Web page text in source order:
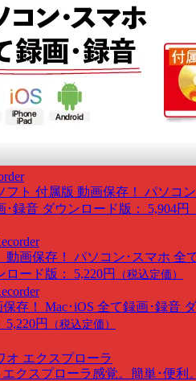
フト 付属版 動画保存！ パソコ
･録音 ダウンロード版： 5,904円
動画保存！ パソコン･スマホ 全
ロード版： 5,220円 （税込定価）
保存！ Mac･iOS 全て録画･録音
5,220円
（税込定価）
オ エクスプローラ
エクスプローラ感覚。簡単･便利